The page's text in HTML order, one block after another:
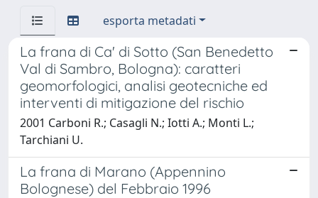
esporta metadati
La frana di Ca' di Sotto (San Benedetto
Val di Sambro, Bologna): caratteri
geomorfologici, analisi geotecniche ed
interventi di mitigazione del rischio
2001 Carboni R.; Casagli N.; Iotti A.; Monti L.;
Tarchiani U.
La frana di Marano (Appennino
Bolognese) del Febbraio 1996